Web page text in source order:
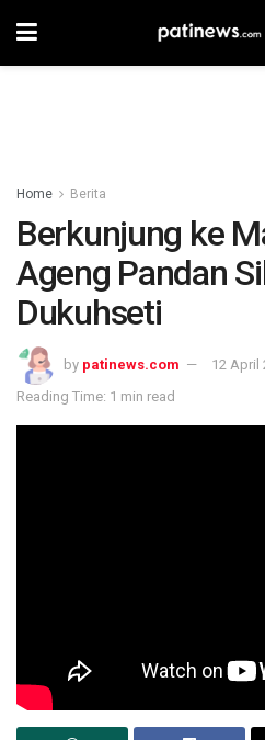
Home Berita
Berkunjung ke
Ageng Pandan
Dukuhseti
by patinews.com
12 April
Reading Time: 1 min read